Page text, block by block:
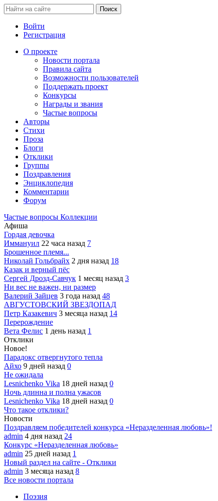
Войти
Регистрация
О проекте
Новости портала
Правила сайта
Возможности пользователей
Поддержать проект
Конкурсы
Награды и звания
Частые вопросы
Авторы
Стихи
Проза
Блоги
Отклики
Группы
Поздравления
Энциклопедия
Комментарии
Форум
Частые вопросы Коллекции
Афиша
Гордая девочка
Иммануил 22 часа назад 7
Брошенное племя...
Николай Гольбрайх 2 дня назад 18
Казак и верный пёс
Сергей Дрозд-Савчук 1 месяц назад 3
Ни вес не важен, ни размер
Валерий Зайцев 3 года назад 48
АВГУСТОВСКИЙ ЗВЕЗДОПАД
Петр Казакевич 3 месяца назад 14
Перерождение
Вета Фелис 1 день назад 1
Отклики
Новое!
Парадокс отвергнутого тепла
Айхо 9 дней назад 0
Не ожидала
Lesnichenko Vika 18 дней назад 0
Ночь длинна и полна ужасов
Lesnichenko Vika 18 дней назад 0
Что такое отклики?
Новости
Поздравляем победителей конкурса «Неразделенная любовь»!
admin 4 дня назад 24
Конкурс «Неразделенная любовь»
admin 25 дней назад 1
Новый раздел на сайте - Отклики
admin 3 месяца назад 8
Все новости портала
Поэзия